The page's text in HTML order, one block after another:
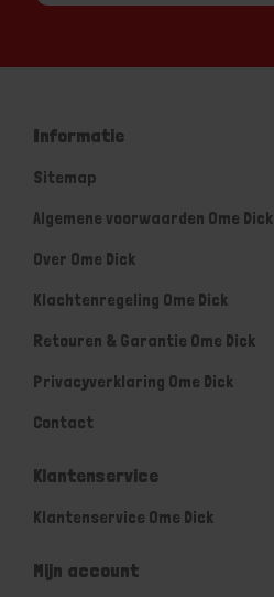
Informatie
Sitemap
Algemene voorwaarden Ome Dick
Over Ome Dick
Klachtenregeling Ome Dick
Retouren & Garantie Ome Dick
Privacyverklaring Ome Dick
Contact
Klantenservice
Klantenservice Ome Dick
Mijn account